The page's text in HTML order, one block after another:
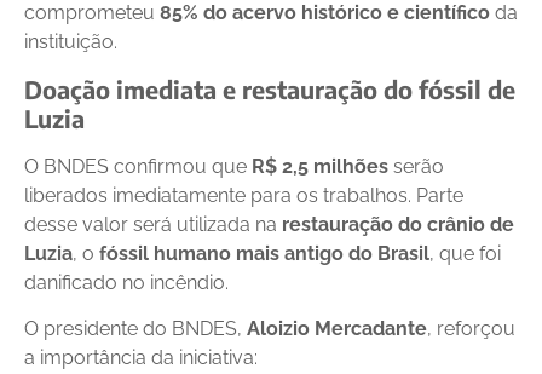
comprometeu 85% do acervo histórico e científico da
instituição.
Doação imediata e restauração do fóssil de
Luzia
O BNDES confirmou que R$ 2,5 milhões serão
liberados imediatamente para os trabalhos. Parte
desse valor será utilizada na restauração do crânio de
Luzia, o fóssil humano mais antigo do Brasil, que foi
danificado no incêndio.
O presidente do BNDES, Aloizio Mercadante, reforçou
a importância da iniciativa: